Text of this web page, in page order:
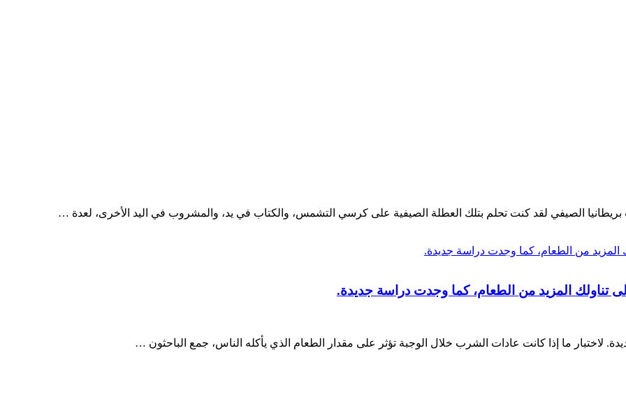
تناولك المزيد من الطعام، كما وجدت دراسة جديدة.
لاختبار ما إذا كانت عادات الشرب خلال الوجبة تؤثر على مقدار الطعام الذي يأكله الناس، جمع الباحثون …